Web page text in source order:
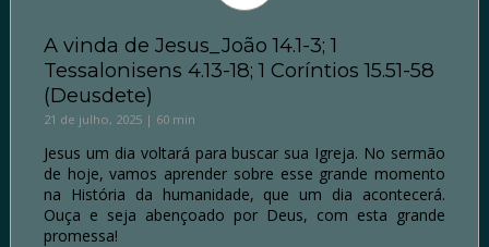
A vinda de Jesus_João 14.1-3; 1
Tessalonisens 4.13-18; 1 Coríntios 15.51-58
(Deusdete)
21 de julho, 2025 | 60 min
Jesus um dia voltará para buscar sua Igreja. No sermão
de hoje, vamos aprender sobre esse grande momento
na História da humanidade, que um dia acontecerá.
Ouça e seja abençoado por Deus, com esta grande
promessa!